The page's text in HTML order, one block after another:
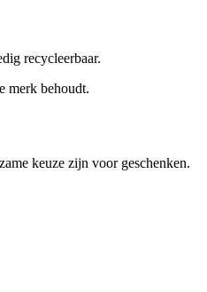
recycleerbaar.
merk behoudt.
keuze zijn voor geschenken.